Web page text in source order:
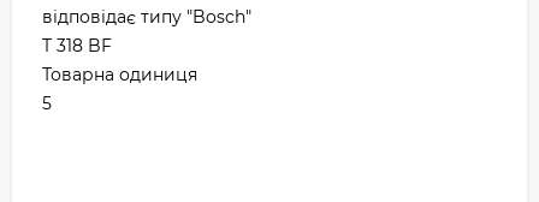
відповідає типу "Bosch"
T 318 BF
Товарна одиниця
5